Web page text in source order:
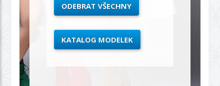
ODEBRAT VŠECHNY
KATALOG MODELEK